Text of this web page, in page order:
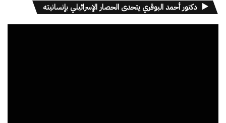
دكتور أحمد البوقري يتحدى الحصار الإسرائيلي بإنسانيته